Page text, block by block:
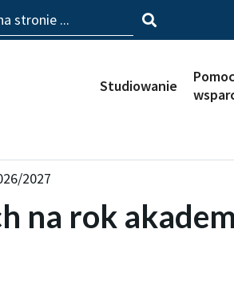
Studiowanie
2027
na rok